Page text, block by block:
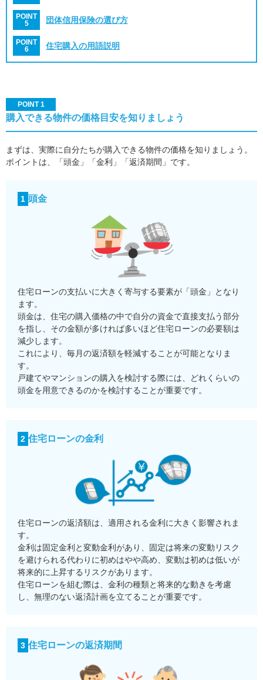
POINT
5
団体信用保険の選び方
POINT
6
住宅購入の用語説明
POINT 1
購入できる物件の価格目安を知りましょう
まずは、実際に自分たちが購入できる物件の価格を知りましょう。
ポイントは、「頭金」「金利」「返済期間」です。
1 頭金
住宅ローンの支払いに大きく寄与する要素が「頭金」となり
ます。
頭金は、住宅の購入価格の中で自分の資金で直接支払う部分
を指し、その金額が多ければ多いほど住宅ローンの必要額は
減少します。
これにより、毎月の返済額を軽減することが可能となりま
す。
戸建てやマンションの購入を検討する際には、どれくらいの
頭金を用意できるのかを検討することが重要です。
2 住宅ローンの金利
住宅ローンの返済額は、適用される金利に大きく影響されま
す。
金利は固定金利と変動金利があり、固定は将来の変動リスク
を避けられる代わりに初めはやや高め、変動は初めは低いが
将来的に上昇するリスクがあります。
住宅ローンを組む際は、金利の種類と将来的な動きを考慮
し、無理のない返済計画を立てることが重要です。
3 住宅ローンの返済期間